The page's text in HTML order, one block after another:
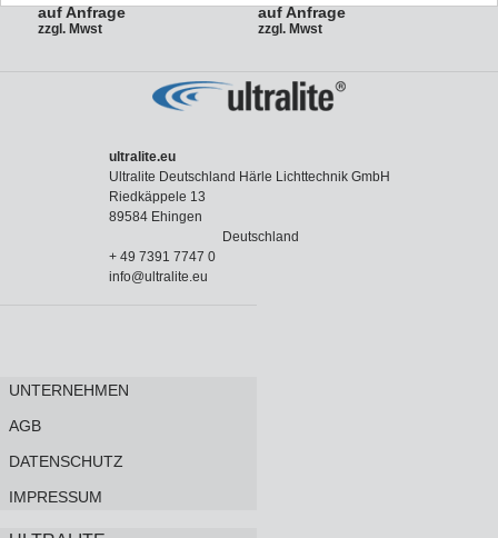
auf Anfrage
zzgl. Mwst
auf Anfrage
zzgl. Mwst
ultralite.eu
Ultralite Deutschland Härle Lichttechnik GmbH
Riedkäppele 13
89584 Ehingen
Deutschland
+ 49 7391 7747 0
info@ultralite.eu
UNTERNEHMEN
AGB
DATENSCHUTZ
IMPRESSUM